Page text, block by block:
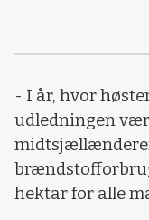
- I år, hvor
udledningen
hektar for alle